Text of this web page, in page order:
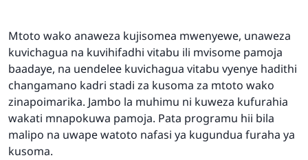
Mtoto wako anaweza kujisomea mwenyewe, unaweza
kuvichagua na kuvihifadhi vitabu ili mvisome pamoja
baadaye, na uendelee kuvichagua vitabu vyenye hadithi
changamano kadri stadi za kusoma za mtoto wako
zinapoimarika. Jambo la muhimu ni kuweza kufurahia
wakati mnapokuwa pamoja. Pata programu hii bila
malipo na uwape watoto nafasi ya kugundua furaha ya
kusoma.